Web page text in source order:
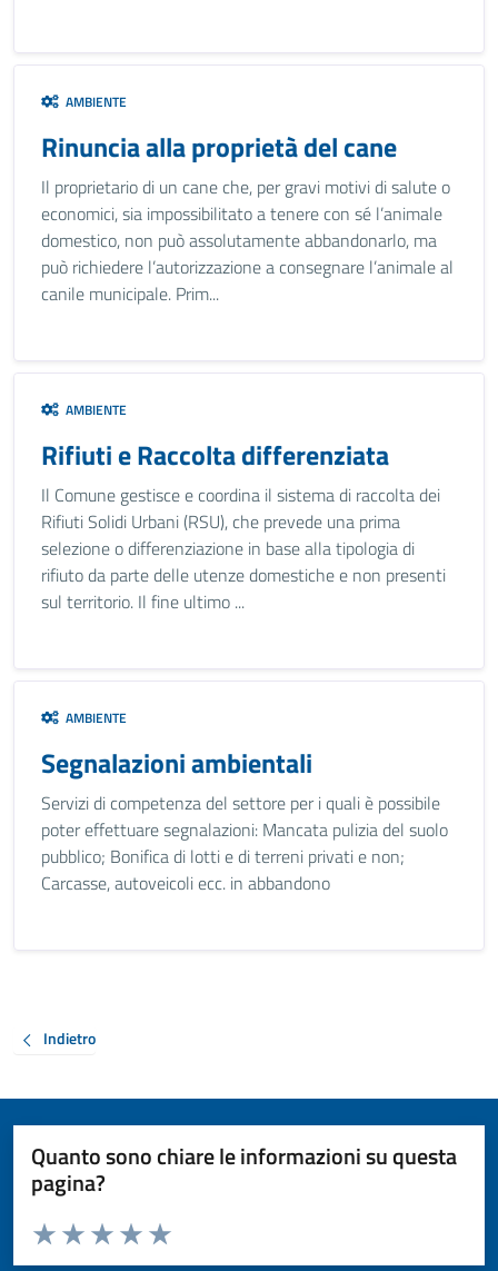
AMBIENTE
Rinuncia alla proprietà del cane
Il proprietario di un cane che, per gravi motivi di salute o
economici, sia impossibilitato a tenere con sé l’animale
domestico, non può assolutamente abbandonarlo, ma
può richiedere l’autorizzazione a consegnare l’animale al
canile municipale. Prim...
AMBIENTE
Rifiuti e Raccolta differenziata
Il Comune gestisce e coordina il sistema di raccolta dei
Rifiuti Solidi Urbani (RSU), che prevede una prima
selezione o differenziazione in base alla tipologia di
rifiuto da parte delle utenze domestiche e non presenti
sul territorio. Il fine ultimo ...
AMBIENTE
Segnalazioni ambientali
Servizi di competenza del settore per i quali è possibile
poter effettuare segnalazioni: Mancata pulizia del suolo
pubblico; Bonifica di lotti e di terreni privati e non;
Carcasse, autoveicoli ecc. in abbandono
Indietro
Quanto sono chiare le informazioni su questa
pagina?
Valuta da 1 a 5 stelle la pagina
Valuta 5 stelle su 5
Valuta 4 stelle su 5
Valuta 3 stelle su 5
Valuta 2 stelle su 5
Valuta 1 stelle su 5